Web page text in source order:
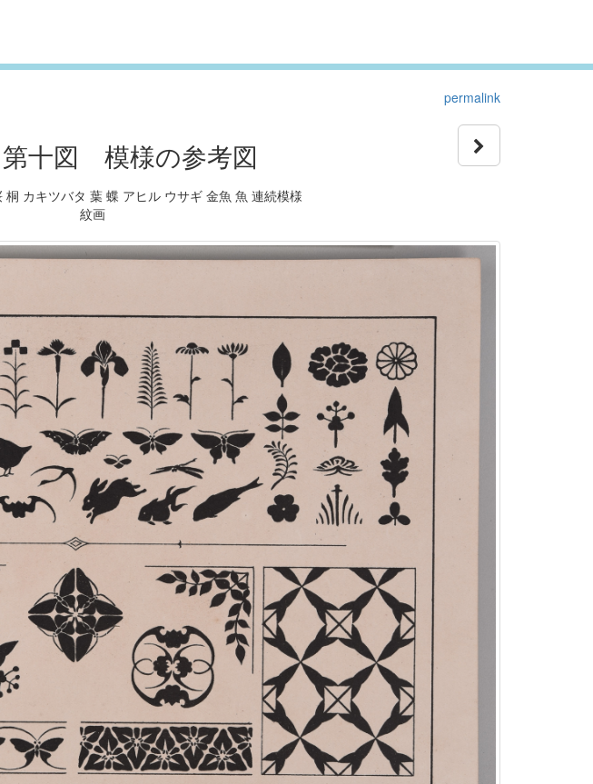
permalink
十図 模様の参考図
桐 カキツバタ 葉 蝶 アヒル ウサギ 金魚 魚 連続模様
紋画